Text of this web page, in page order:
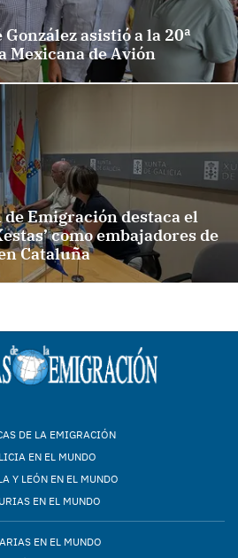
asistió a la 20ª
Mexicana de Avión
Emigración destaca el
como embajadores de
Cataluña
DE LA EMIGRACIÓN
EN EL MUNDO
Y LEÓN EN EL MUNDO
EN EL MUNDO
EN EL MUNDO